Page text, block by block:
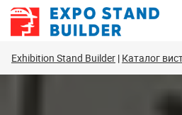
Перейти
Exhibition Stand Builder Каталог